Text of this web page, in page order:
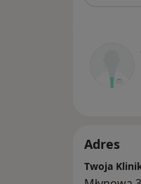
Adres
Twoja